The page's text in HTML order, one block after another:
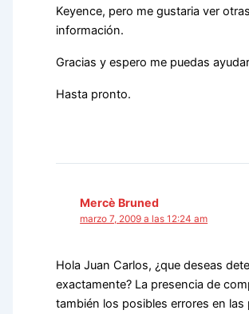
Keyence, pero me gustaria ver
información.
Gracias y espero me puedas
Hasta pronto.
Mercè Bruned
marzo 7, 2009 a las 12:24 am
Hola Juan Carlos, ¿que deseas
exactamente? La presencia de
también los posibles errores en las